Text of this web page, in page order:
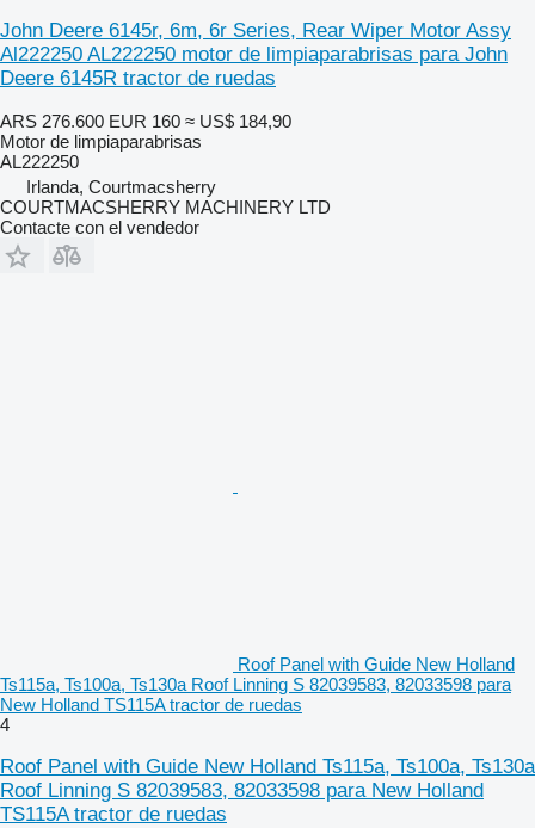
John Deere 6145r, 6m, 6r Series, Rear Wiper Motor Assy
Al222250 AL222250 motor de limpiaparabrisas para John
Deere 6145R tractor de ruedas
ARS 276.600 EUR 160 ≈ US$ 184,90
Motor de limpiaparabrisas
AL222250
Irlanda, Courtmacsherry
COURTMACSHERRY MACHINERY LTD
Contacte con el vendedor
Roof Panel with Guide New Holland
Ts115a, Ts100a, Ts130a Roof Linning S 82039583, 82033598 para
New Holland TS115A tractor de ruedas
4
Roof Panel with Guide New Holland Ts115a, Ts100a, Ts130a
Roof Linning S 82039583, 82033598 para New Holland
TS115A tractor de ruedas